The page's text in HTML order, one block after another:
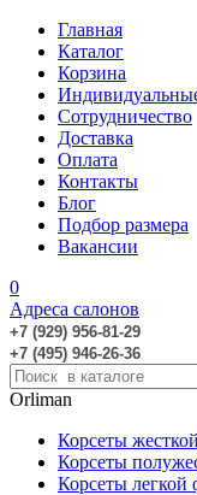
Главная
Каталог
Корзина
Сотрудничество
Доставка
Оплата
Контакты
Блог
Подбор размера
Вакансии
0
Адреса салонов
+7 (929) 956-81-29
+7 (495) 946-26-36
Orliman
Корсеты
Корсеты
Корсеты легкой